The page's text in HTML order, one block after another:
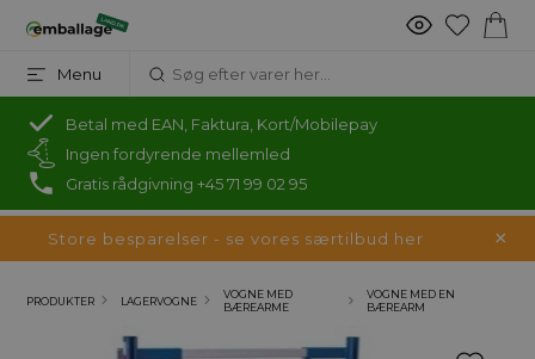
Menu
Betal med EAN, Faktura, Kort/Mobilepay
Ingen fordyrende mellemled
Gratis rådgivning +45 71 99 02 95
Store besparelser - se vores særtilbud her
PRODUKTER LAGERVOGNE
VOGNE MED
BÆREARME
VOGNE MED EN
BÆREARM